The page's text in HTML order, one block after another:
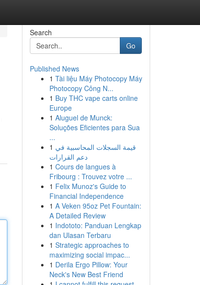
Search
Go
Published News
1 Tài liệu Máy Photocopy Máy
Photocopy Công N...
1 Buy THC vape carts online
Europe
1 Aluguel de Munck:
Soluções Eficientes para Sua
...
1 قيمة السجلات المحاسبية في
دعم القرارات
1 Cours de langues à
Fribourg : Trouvez votre ...
1 Felix Munoz's Guide to
Financial Independence
1 A Veken 95oz Pet Fountain:
A Detailed Review
1 Indototo: Panduan Lengkap
dan Ulasan Terbaru
1 Strategic approaches to
maximizing social impac...
1 Derila Ergo Pillow: Your
Neck's New Best Friend